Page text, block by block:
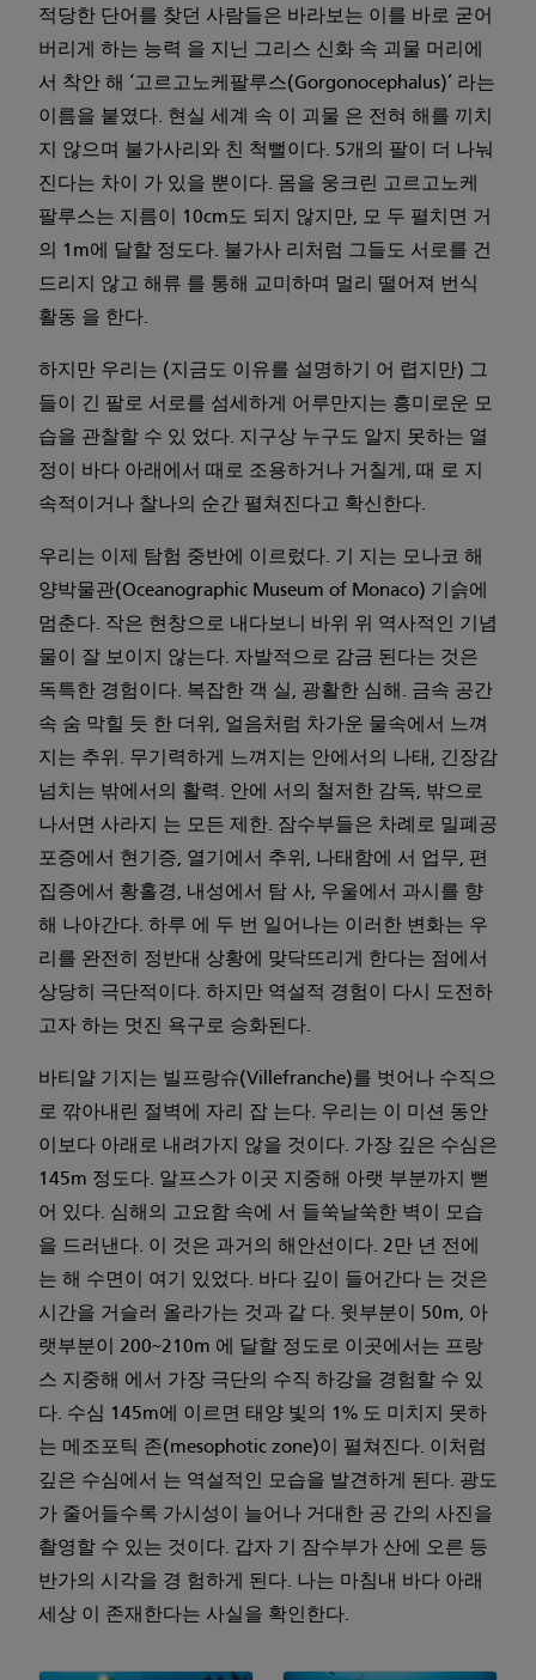
적당한 단어를 찾던 사람들은 바라보는 이를 바로 굳어
버리게 하는 능력 을 지닌 그리스 신화 속 괴물 머리에
서 착안 해 ‘고르고노케팔루스(Gorgonocephalus)’ 라는
이름을 붙였다. 현실 세계 속 이 괴물 은 전혀 해를 끼치
지 않으며 불가사리와 친 척뻘이다. 5개의 팔이 더 나눠
진다는 차이 가 있을 뿐이다. 몸을 웅크린 고르고노케
팔루스는 지름이 10cm도 되지 않지만, 모 두 펼치면 거
의 1m에 달할 정도다. 불가사 리처럼 그들도 서로를 건
드리지 않고 해류 를 통해 교미하며 멀리 떨어져 번식
활동 을 한다.
하지만 우리는 (지금도 이유를 설명하기 어 렵지만) 그
들이 긴 팔로 서로를 섬세하게 어루만지는 흥미로운 모
습을 관찰할 수 있 었다. 지구상 누구도 알지 못하는 열
정이 바다 아래에서 때로 조용하거나 거칠게, 때 로 지
속적이거나 찰나의 순간 펼쳐진다고 확신한다.
우리는 이제 탐험 중반에 이르렀다. 기 지는 모나코 해
양박물관(Oceanographic Museum of Monaco) 기슭에
멈춘다. 작은 현창으로 내다보니 바위 위 역사적인 기념
물이 잘 보이지 않는다. 자발적으로 감금 된다는 것은
독특한 경험이다. 복잡한 객 실, 광활한 심해. 금속 공간
속 숨 막힐 듯 한 더위, 얼음처럼 차가운 물속에서 느껴
지는 추위. 무기력하게 느껴지는 안에서의 나태, 긴장감
넘치는 밖에서의 활력. 안에 서의 철저한 감독, 밖으로
나서면 사라지 는 모든 제한. 잠수부들은 차례로 밀폐공
포증에서 현기증, 열기에서 추위, 나태함에 서 업무, 편
집증에서 황홀경, 내성에서 탐 사, 우울에서 과시를 향
해 나아간다. 하루 에 두 번 일어나는 이러한 변화는 우
리를 완전히 정반대 상황에 맞닥뜨리게 한다는 점에서
상당히 극단적이다. 하지만 역설적 경험이 다시 도전하
고자 하는 멋진 욕구로 승화된다.
바티얄 기지는 빌프랑슈(Villefranche)를 벗어나 수직으
로 깎아내린 절벽에 자리 잡 는다. 우리는 이 미션 동안
이보다 아래로 내려가지 않을 것이다. 가장 깊은 수심은
145m 정도다. 알프스가 이곳 지중해 아랫 부분까지 뻗
어 있다. 심해의 고요함 속에 서 들쑥날쑥한 벽이 모습
을 드러낸다. 이 것은 과거의 해안선이다. 2만 년 전에
는 해 수면이 여기 있었다. 바다 깊이 들어간다 는 것은
시간을 거슬러 올라가는 것과 같 다. 윗부분이 50m, 아
랫부분이 200~210m 에 달할 정도로 이곳에서는 프랑
스 지중해 에서 가장 극단의 수직 하강을 경험할 수 있
다. 수심 145m에 이르면 태양 빛의 1% 도 미치지 못하
는 메조포틱 존(mesophotic zone)이 펼쳐진다. 이처럼
깊은 수심에서 는 역설적인 모습을 발견하게 된다. 광도
가 줄어들수록 가시성이 늘어나 거대한 공 간의 사진을
촬영할 수 있는 것이다. 갑자 기 잠수부가 산에 오른 등
반가의 시각을 경 험하게 된다. 나는 마침내 바다 아래
세상 이 존재한다는 사실을 확인한다.